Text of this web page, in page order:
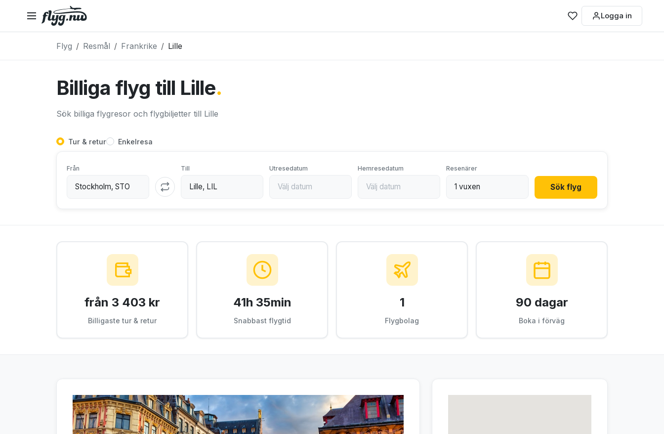
Logga in
Flyg Resmål Frankrike Lille
Billiga flyg till Lille.
Sök billiga flygresor och flygbiljetter till Lille
Tur & retur Enkelresa
Från Till Utresedatum Hemresedatum Resenärer
Sök flyg
från 3 403 kr
Billigaste tur & retur
41h 35min
Snabbast flygtid
1
Flygbolag
90 dagar
Boka i förväg